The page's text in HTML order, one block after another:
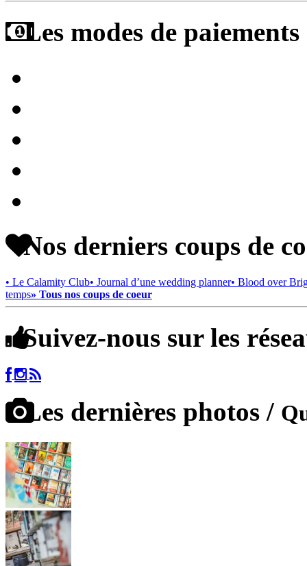
Les modes de
Nos derniers coups de
• Le Calamity Club• Journal d’une wedding planner• Blood over
temps» Tous nos coups de coeur
Suivez-nous sur les
Les dernières photos /